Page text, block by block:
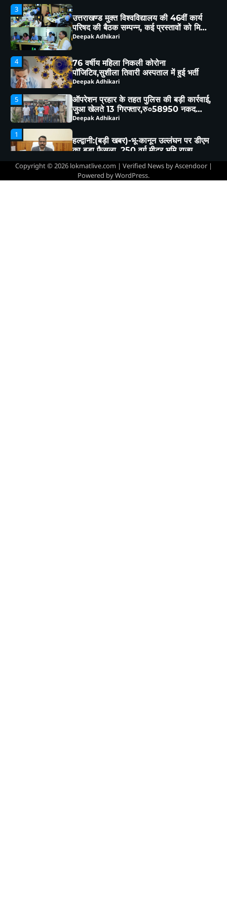
4
76 वर्षीय महिला निकली कोरोना
पॉजिटिव,सुशीला तिवारी अस्पताल में हुई भर्ती
Deepak Adhikari
5
जुआ खेलते 13 गिरफ्तार,रु०58950 नकद
बरामद
Deepak Adhikari
1
हल्द्वानी:(बड़ी खबर)-भू-कानून उल्लंघन पर डीएम
का बड़ा फैसला, 250 वर्ग मीटर भूमि राज्य
सरकार के नाम
Deepak Adhikari
2
हल्द्वानी संभाग में परिवहन विभाग का बड़ा एक्शन,
257 वाहनों के चालान, 22 वाहन सीज
Copyright © 2026 lokmatlive.com | Verified News byAscendoor|
Powered byWordPress.